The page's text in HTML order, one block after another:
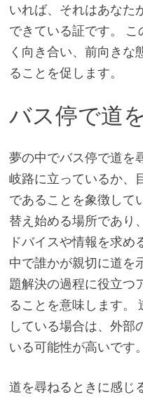
いれば、それはあなた
できている証です。
く向き合い、前向きな
ることを促します。
バス停で道
夢の中でバス停で道を
岐路に立っているか、
であることを象徴して
替え始める場所であり
ドバイスや情報を求め
中で誰かが親切に道を
題解決の過程に役立つ
ることを意味します。
している場合は、外部
いる可能性が高いです。
道を尋ねるときに感じ